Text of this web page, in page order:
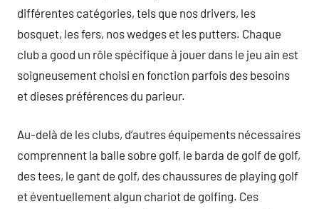
différentes catégories, tels que nos drivers, les
bosquet, les fers, nos wedges et les putters. Chaque
club a good un rôle spécifique à jouer dans le jeu ain est
soigneusement choisi en fonction parfois des besoins
et dieses préférences du parieur.
Au-delà de les clubs, d’autres équipements nécessaires
comprennent la balle sobre golf, le barda de golf de golf,
des tees, le gant de golf, des chaussures de playing golf
et éventuellement algun chariot de golfing. Ces